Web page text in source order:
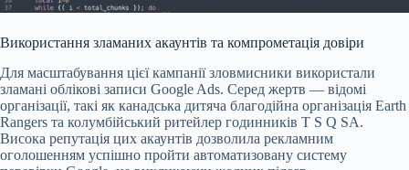
Використання зламаних акаунтів та компрометація довіри
Для масштабування цієї кампанії зловмисники використали
зламані облікові записи Google Ads. Серед жертв — відомі
організації, такі як канадська дитяча благодійна організація Earth
Rangers та колумбійський ритейлер годинників T S Q SA.
Висока репутація цих акаунтів дозволила рекламним
оголошенням успішно пройти автоматизовану систему